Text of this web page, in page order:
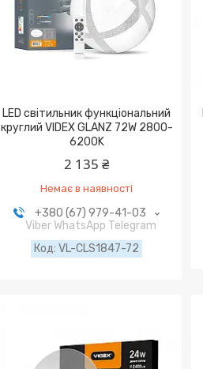
LED світильник функціональний
круглий VIDEX GLANZ 72W 2800-
6200K
2 135 ₴
Немає в наявності
+380 (67) 979-41-03
Viber WhatsApp Telegram
VL-CLS1847-72